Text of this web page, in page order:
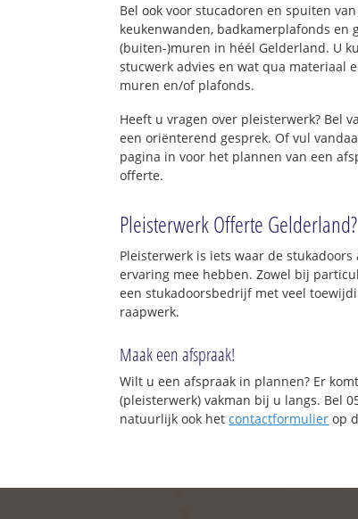
Bel ook voor stucadoren en spuiten
keukenwanden, badkamerplafonds en
(buiten-)muren in héél Gelderland. U
stucwerk advies en wat qua materiaal
muren en/of plafonds.
Heeft u vragen over pleisterwerk? Bel
een oriënterend gesprek. Of vul
pagina in voor het plannen van een
offerte.
Pleisterwerk Offerte Gelderland?
Pleisterwerk is iets waar de
ervaring mee hebben. Zowel bij
een stukadoorsbedrijf met veel
raapwerk.
Maak een afspraak!
Wilt u een afspraak in plannen? Er
(pleisterwerk) vakman bij u langs. Bel
natuurlijk ook hetcontactformulier op